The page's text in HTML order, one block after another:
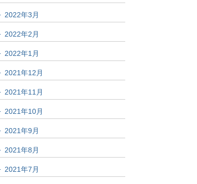
2022年3月
2022年2月
2022年1月
2021年12月
2021年11月
2021年10月
2021年9月
2021年8月
2021年7月